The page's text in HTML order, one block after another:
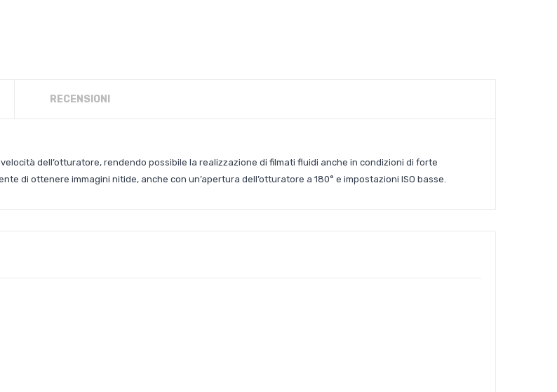
RECENSIONI
dell’otturatore, rendendo possibile la realizzazione di filmati fluidi anche in condizioni di forte
di ottenere immagini nitide, anche con un’apertura dell’otturatore a 180° e impostazioni ISO basse.